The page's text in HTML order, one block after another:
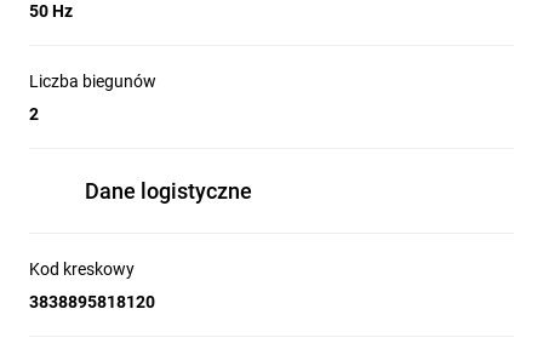
50 Hz
Liczba biegunów
2
Dane logistyczne
Kod kreskowy
3838895818120